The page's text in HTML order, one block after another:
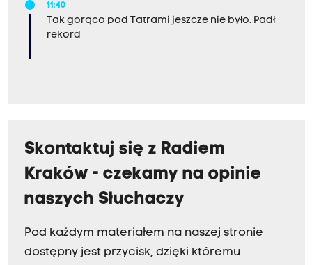
11:40
Tak gorąco pod Tatrami jeszcze nie było. Padł
rekord
Skontaktuj się z Radiem
Kraków - czekamy na opinie
naszych Słuchaczy
Pod każdym materiałem na naszej stronie
dostępny jest przycisk, dzięki któremu